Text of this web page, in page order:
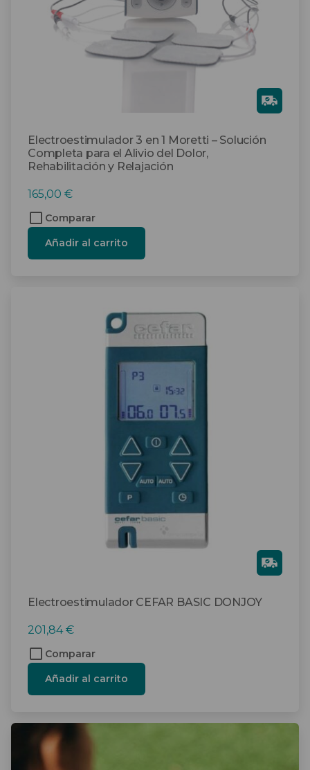
Electroestimulador 3 en 1 Moretti – Solución
Completa para el Alivio del Dolor,
Rehabilitación y Relajación
Gra
tis
165,00 €
Comparar
Añadir al carrito
Electroestimulador CEFAR BASIC DONJOY
Gra
tis
201,84€
Comparar
Añadir al carrito